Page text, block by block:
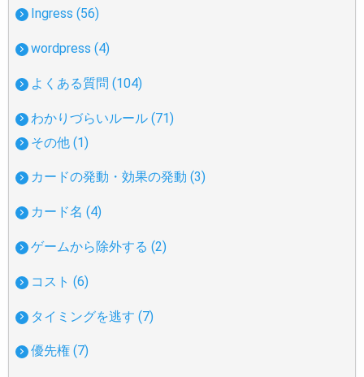
Ingress (56)
wordpress (4)
よくある質問 (104)
わかりづらいルール (71)
その他 (1)
カードの発動・効果の発動 (3)
カード名 (4)
ゲームから除外する (2)
コスト (6)
タイミングを逃す (7)
優先権 (7)